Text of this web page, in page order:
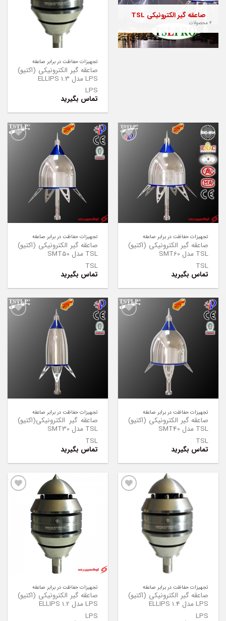
صاعقه گیر الکترونیکی TSL
4 محصولات
تجهیزات حفاظت در برابر صاعقه
صاعقه گیر الکترونیکی (اکتیو)
LPS مدل ELLIPS 1.3
LPS
تماس بگیرید
تجهیزات حفاظت در برابر صاعقه
صاعقه گیر الکترونیکی (اکتیو)
TSL مدل SMT60
TSL
تماس بگیرید
تجهیزات حفاظت در برابر صاعقه
صاعقه گیر الکترونیکی (اکتیو)
TSL مدل SMT50
TSL
تماس بگیرید
تجهیزات حفاظت در برابر صاعقه
صاعقه گیر الکترونیکی (اکتیو)
TSL مدل SMT40
TSL
تماس بگیرید
تجهیزات حفاظت در برابر صاعقه
صاعقه گیر الکترونیکی(اکتیو)
TSL مدل SMT30
TSL
تماس بگیرید
تجهیزات حفاظت در برابر صاعقه
صاعقه گیر الکترونیکی (اکتیو)
LPS مدل ELLIPS 1.4
LPS
تجهیزات حفاظت در برابر صاعقه
صاعقه گیر الکترونیکی (اکتیو)
LPS مدل ELLIPS 1.2
LPS